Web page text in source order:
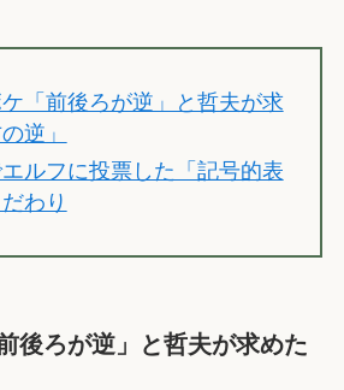
「前後ろが逆」と哲夫が求
逆」
ルフに投票した「記号的表
わり
後ろが逆」と哲夫が求めた